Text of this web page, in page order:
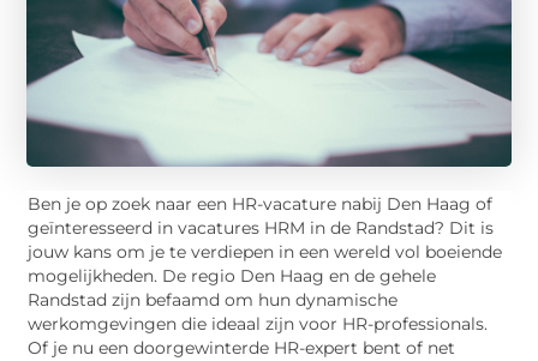
Ben je op zoek naar een HR-vacature nabij Den Haag of
geïnteresseerd in vacatures HRM in de Randstad? Dit is
jouw kans om je te verdiepen in een wereld vol boeiende
mogelijkheden. De regio Den Haag en de gehele
Randstad zijn befaamd om hun dynamische
werkomgevingen die ideaal zijn voor HR-professionals.
Of je nu een doorgewinterde HR-expert bent of net